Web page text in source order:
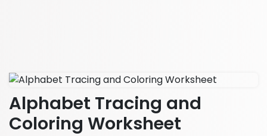
Alphabet Tracing and
Coloring Worksheet